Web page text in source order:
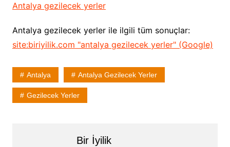
Antalya gezilecek yerler
Antalya gezilecek yerler ile ilgili tüm sonuçlar:
site:biriyilik.com "antalya gezilecek yerler" (Google)
Antalya Antalya Gezilecek Yerler
Gezilecek Yerler
Bir İyilik